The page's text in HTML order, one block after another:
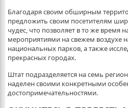
Благодаря своим обширным
предложить своим посетителям
чудес, что позволяет в то же время
мероприятиями на свежем воздухе
национальных парков, а также
прекрасных городах.
Штат подразделяется на семь
наделен своими конкретными
достопримечательностями.